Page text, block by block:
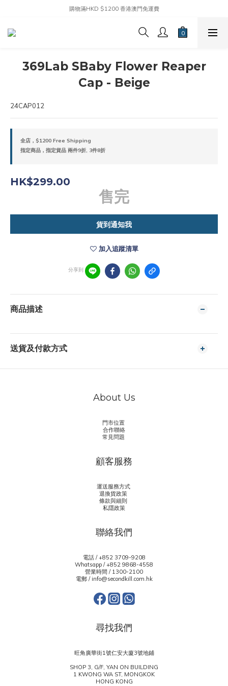
購物滿HKD $1200 香港澳門免運費
369Lab SBaby Flower Reaper
Cap - Beige
24CAP012
全店，$1200 Free Shipping
指定商品，指定貨品 兩件9折, 3件8折
HK$299.00
售完
貨到通知我
加入追蹤清單
分享到
商品描述
送貨及付款方式
About Us
門市位置
合作聯絡
常見問題
顧客服務
運送服務方式
退換貨政策
條款與細則
私隱政策
聯絡我們
電話 / +852 3709-9208
Whatsapp /+852 9868-4558
營業時間 / 1300-2100
電郵 / info@secondkill.com.hk
尋找我們
旺角廣華街1號仁安大廈3號地鋪
SHOP 3, G/F, YAN ON BUILDING
1 KWONG WA ST, MONGKOK
HONG KONG